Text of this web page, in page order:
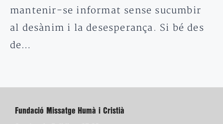
mantenir-se informat sense sucumbir
al desànim i la desesperança. Si bé des
de…
Fundació Missatge Humà i Cristià